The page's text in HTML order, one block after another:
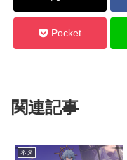
Pocket
関連記事
ネタ